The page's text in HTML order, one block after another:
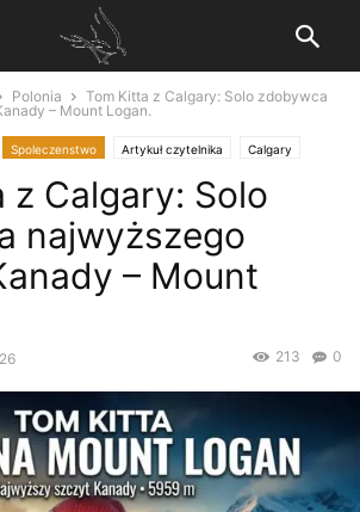
Polonia
Tom Kitta z Calgary: Solo zdobywca
– Mount Logan.
Spoleczenstwo Artykuł czytelnika Calgary
z Calgary: Solo
najwyższego
– Mount
0
213